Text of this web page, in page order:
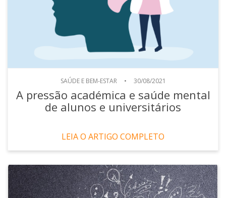
SAÚDE E BEM-ESTAR • 30/08/2021
A pressão académica e saúde mental
de alunos e universitários
LEIA O ARTIGO COMPLETO